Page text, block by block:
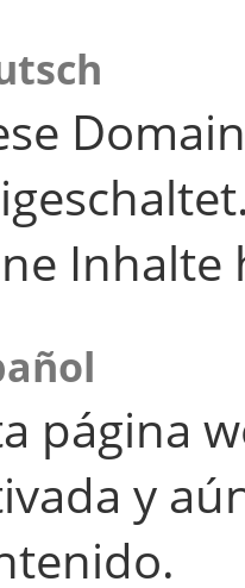
Inhalte
página
y